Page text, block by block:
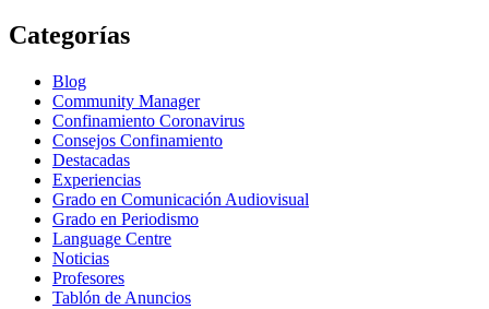
Categorías
Blog
Community Manager
Confinamiento Coronavirus
Consejos Confinamiento
Destacadas
Experiencias
Grado en Comunicación Audiovisual
Grado en Periodismo
Language Centre
Noticias
Profesores
Tablón de Anuncios